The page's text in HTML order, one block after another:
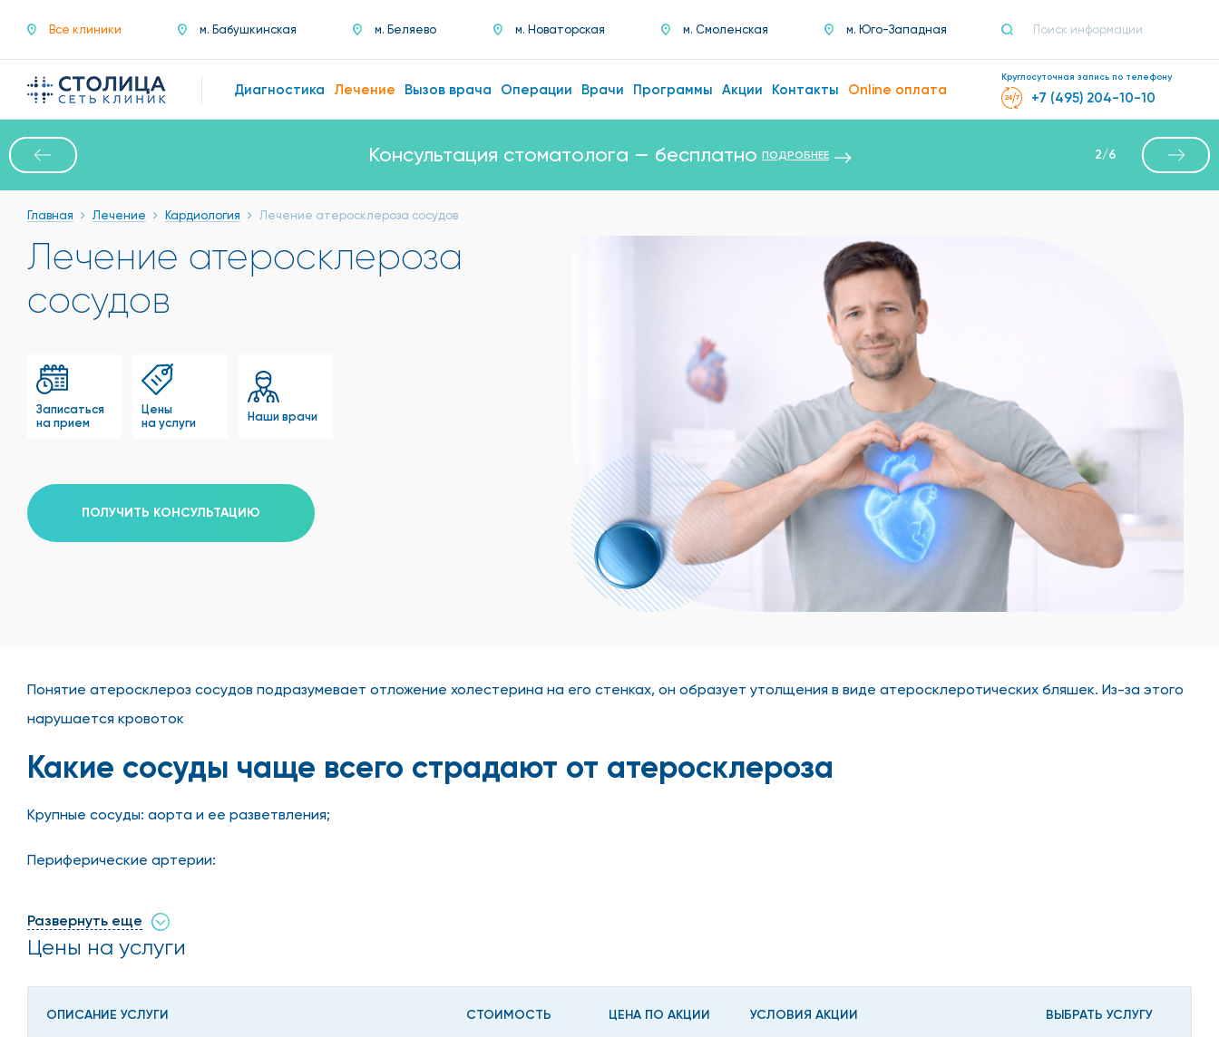
Все клиники м. Бабушкинская м. Беляево м. Новаторская м. Смоленская м. Юго-Западная
Диагностика Лечение Вызов врача Операции Врачи Программы Акции Контакты Online оплата
Круглосуточная запись по телефону
+7 (495) 204-10-10
Консультация стоматолога — бесплатно ПОДРОБНЕЕ 2/6
Главная Лечение Кардиология Лечение атеросклероза сосудов
Лечение атеросклероза
сосудов
Записаться
на прием
Цены
на услуги
Наши врачи
ПОЛУЧИТЬ КОНСУЛЬТАЦИЮ
Понятие атеросклероз сосудов подразумевает отложение холестерина на его стенках, он образует утолщения в виде атеросклеротических бляшек. Из-за этого
нарушается кровоток
Какие сосуды чаще всего страдают от атеросклероза
Крупные сосуды: аорта и ее разветвления;
Периферические артерии:
сонные артерии;
Развернуть еще
Цены на услуги
ОПИСАНИЕ УСЛУГИ СТОИМОСТЬ ЦЕНА ПО АКЦИИ УСЛОВИЯ АКЦИИ ВЫБРАТЬ УСЛУГУ